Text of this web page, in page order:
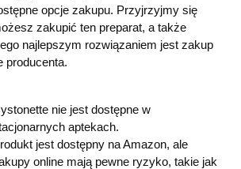
opcje zakupu. Przyjrzyjmy się
zakupić ten preparat, a także
najlepszym rozwiązaniem jest zakup
producenta.
nie jest dostępne w
aptekach.
jest dostępny na Amazon, ale
online mają pewne ryzyko, takie jak